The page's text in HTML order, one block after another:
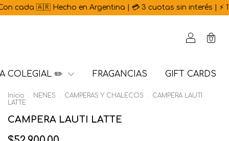
en Argentina | 💳 3 cuotas sin interés | ⚡ 15% OFF
0
COLEGIAL ✏️ FRAGANCIAS GIFT CARDS
Inicio . NENES . CAMPERAS Y CHALECOS .
CAMPERA LAUTI
LATTE
CAMPERA LAUTI LATTE